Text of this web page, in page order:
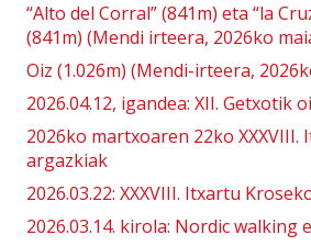
“Alto del Corral” (841m) eta “la
(841m) (Mendi irteera, 2026ko
Oiz (1.026m) (Mendi-irteera,
2026.04.12, igandea: XII. Getxotik
2026ko martxoaren 22ko
argazkiak
2026.03.22: XXXVIII. Itxartu
2026.03.14. kirola: Nordic walking